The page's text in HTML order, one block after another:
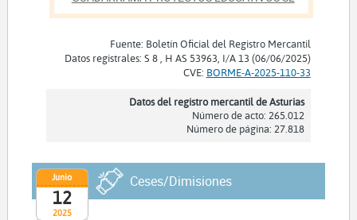
Fuente: Boletín Oficial del Registro Mercantil
Datos registrales: S 8 , H AS 53963, I/A 13 (06/06/2025)
CVE: BORME-A-2025-110-33
Datos del registro mercantil de Asturias
Número de acto: 265.012
Número de página: 27.818
2025
Junio
12
Ceses/Dimisiones